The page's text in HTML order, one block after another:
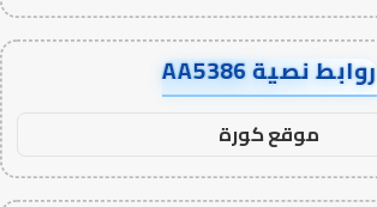
روابط نصية AA5386
موقع كورة